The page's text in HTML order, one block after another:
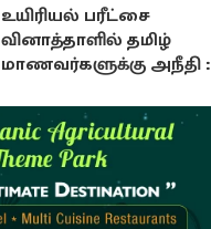
உயிரியல் பரீட்சை
வினாத்தாளில் தமிழ்
மாணவர்களுக்கு அநீதி :